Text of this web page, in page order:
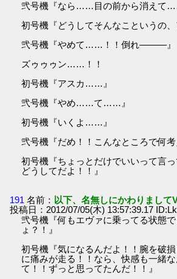
弐号機『なら……目の前から消えて
初号機『どうしてそんなこというの
弐号機『やめて……！！倒れ―――』
ズゥゥゥン……！！
初号機『アスカ……』
弐号機『やめ……て……』
初号機『いくよ……』
弐号機『だめ！！こんなところで何考
初号機『ちょっとだけでいいって言っ
どうしてだよ！！』
191 名前： 以下、名無しにかわりまして
投稿日：2012/07/05(木) 13:57:39.17
弐号機『何もエヴァに乗ってる状態
ょ？！』
初号機『気になるんだよ！！腕を破
に痛みが走る！！なら、快感も一緒
て！！ずっと思ってたんだ！！』